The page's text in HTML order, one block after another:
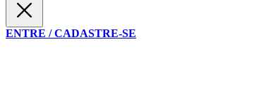
ENTRE / CADASTRE-SE